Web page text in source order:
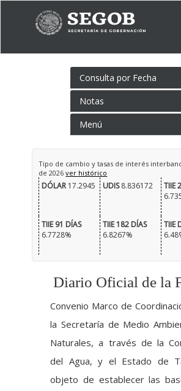
Consulta por Fecha
Notas
Menú
Tipo de cambio y tasas de interés
de 2026ver histórico
DÓLAR17.2945 UDIS8.836172
TIIE
TIIE 91 DÍAS
6.7728%
TIIE 182 DÍAS
6.8267%
TIIE
Diario Oficial de la
Convenio Marco de
la Secretaría de Medio
Naturales, a través de la
del Agua, y el Estado de
objeto de establecer las